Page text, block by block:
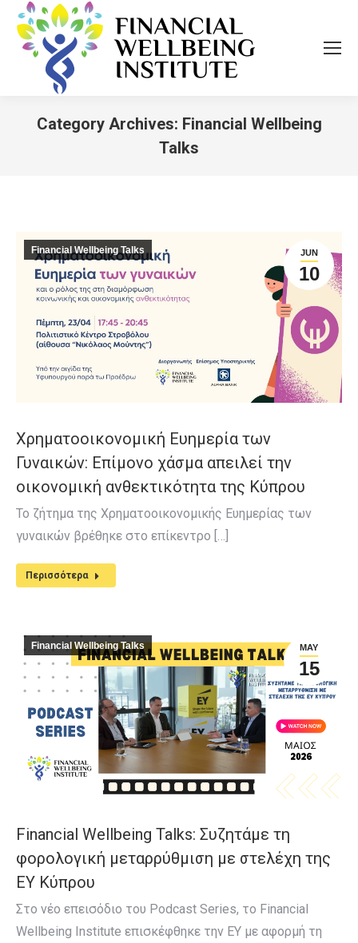
Category Archives: Financial Wellbeing
Talks
JUN
10
Financial Wellbeing Talks
Χρηματοοικονομική Ευημερία των
Γυναικών: Επίμονο χάσμα απειλεί την
οικονομική ανθεκτικότητα της Κύπρου
Το ζήτημα της Χρηματοοικονομικής Ευημερίας των
γυναικών βρέθηκε στο επίκεντρο […]
Περισσότερα
MAY
15
Financial Wellbeing Talks
Financial Wellbeing Talks: Συζητάμε τη
φορολογική μεταρρύθμιση με στελέχη της
EY Κύπρου
Στο νέο επεισόδιο του Podcast Series, το Financial
Wellbeing Institute επισκέφθηκε την EY με αφορμή τη